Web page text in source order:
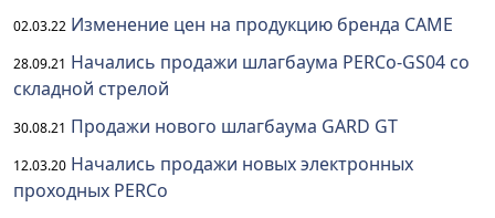
02.03.22 Изменение цен на продукцию бренда CAME
28.09.21 Начались продажи шлагбаума PERCo-GS04 со
складной стрелой
30.08.21 Продажи нового шлагбаума GARD GT
12.03.20 Начались продажи новых электронных
проходных PERCo